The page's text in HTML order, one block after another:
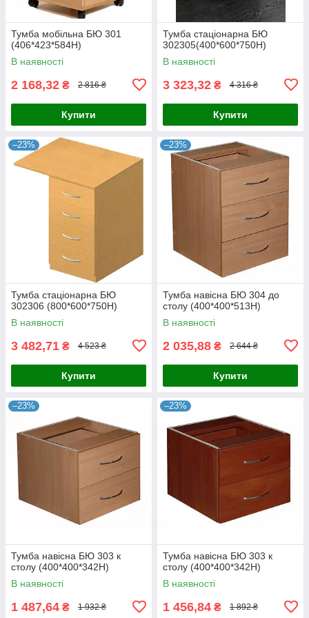
Тумба мобільна БЮ 301
(406*423*584Н)
В наявності
2 168,32 ₴ 2 816 ₴
Купити
Тумба стаціонарна БЮ
302305(400*600*750Н)
В наявності
3 323,32 ₴ 4 316 ₴
Купити
–23%
Тумба стаціонарна БЮ
302306 (800*600*750Н)
В наявності
3 482,71 ₴ 4 523 ₴
Купити
–23%
Тумба навісна БЮ 304 до
столу (400*400*513Н)
В наявності
2 035,88 ₴ 2 644 ₴
Купити
–23%
Тумба навісна БЮ 303 к
столу (400*400*342Н)
В наявності
1 487,64 ₴ 1 932 ₴
–23%
Тумба навісна БЮ 303 к
столу (400*400*342Н)
В наявності
1 456,84 ₴ 1 892 ₴